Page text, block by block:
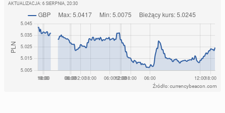
AKTUALIZACJA: 6 SIERPNIA, 20:30
Źródło: currencybeacon.com